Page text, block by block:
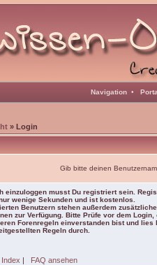
Navigation •
» Login
Gib bitte deinen
einzuloggen musst Du registriert sein.
wenige Sekunden und ist kostenlos.
Benutzern stehen außerdem zusätzliche
zur Verfügung. Bitte Prüfe vor dem Login,
Forenregeln einverstanden bist und lies
Regeln durch.
| FAQ ansehen